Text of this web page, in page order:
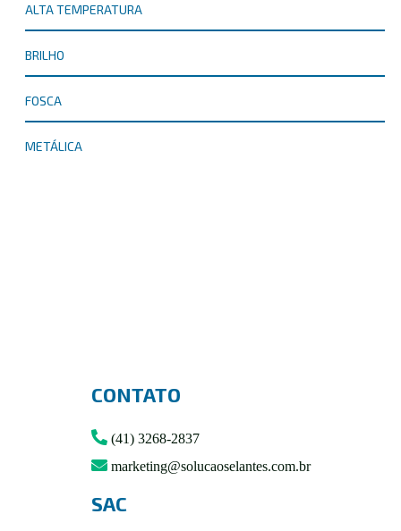
ALTA TEMPERATURA
BRILHO
FOSCA
METÁLICA
CONTATO
(41) 3268-2837
marketing@solucaoselantes.com.br
SAC